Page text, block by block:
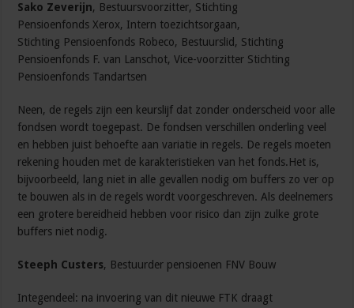
Sako Zeverijn, Bestuursvoorzitter, Stichting
Pensioenfonds Xerox, Intern toezichtsorgaan,
Stichting Pensioenfonds Robeco, Bestuurslid, Stichting
Pensioenfonds F. van Lanschot, Vice-voorzitter Stichting
Pensioenfonds Tandartsen
Neen, de regels zijn een keurslijf dat zonder onderscheid voor alle
fondsen wordt toegepast. De fondsen verschillen onderling veel
en hebben juist behoefte aan variatie in regels. De regels moeten
rekening houden met de karakteristieken van het fonds.Het is,
bijvoorbeeld, lang niet in alle gevallen nodig om buffers zo ver op
te bouwen als in de regels wordt voorgeschreven. Als deelnemers
een grotere bereidheid hebben voor risico dan zijn zulke grote
buffers niet nodig.
Steeph Custers, ‎Bestuurder pensioenen FNV Bouw
Integendeel: na invoering van dit nieuwe FTK draagt